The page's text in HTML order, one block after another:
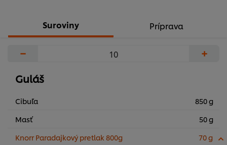
Suroviny Príprava
− +
Guláš
Cibuľa
850 g
Masť
50 g
Knorr Paradajkový pretlak 800g
70 g